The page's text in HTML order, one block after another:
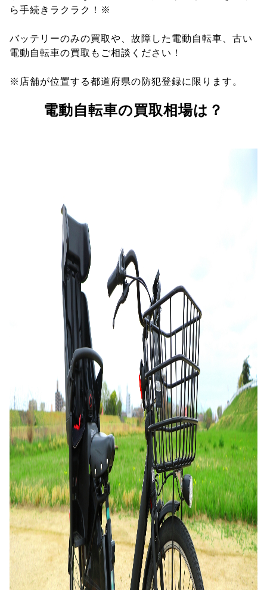
ら手続きラクラク！※
バッテリーのみの買取や、故障した電動自転車、古い
電動自転車の買取もご相談ください！
※店舗が位置する都道府県の防犯登録に限ります。
電動自転車の買取相場は？